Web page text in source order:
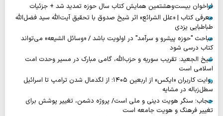
فراخوان بیست‌وهشتمین همایش کتاب سال حوزه تمدید شد + جزئیات
معرفی کتاب | «علل الشرائع» اثر شیخ صدوق با تحقیق آیت‌الله سید فضل‌الله
طباطبایی یزدی
مباحث "حوزه پیشرو و سرآمد" در اولویت باشد / «وسائل الشیعه» می‌تواند
کتاب درسی شود
شیخ الجعید: تقریب سوریه و حزب‌الله، گامی مبارک در مسیر وحدت امت
اسلامی است
روایت‌ کاربران «ایکس» از اربعین ۱۴۰۵؛ از لگدمال شدن ترامپ تا اسرائیل
سطل‌زباله‌ در مشایه
حجاب؛ سنگر هویت دینی و ملی است/ پروژه دشمن، تغییر پوشش برای
تغییر فرهنگ و هویت جامعه است